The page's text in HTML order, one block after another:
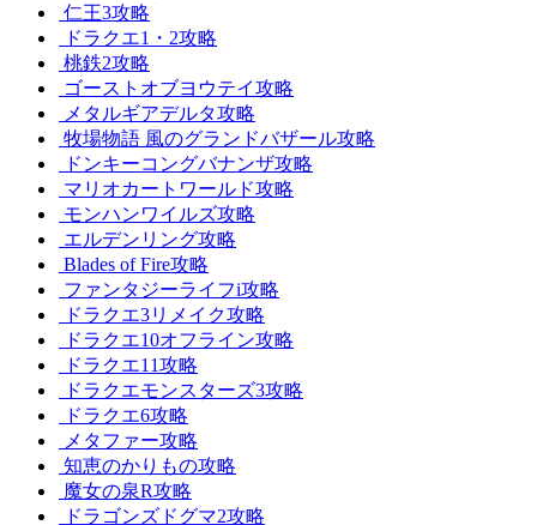
仁王3攻略
ドラクエ1・2攻略
桃鉄2攻略
ゴーストオブヨウテイ攻略
メタルギアデルタ攻略
牧場物語 風のグランドバザール攻略
ドンキーコングバナンザ攻略
マリオカートワールド攻略
モンハンワイルズ攻略
エルデンリング攻略
Blades of Fire攻略
ファンタジーライフi攻略
ドラクエ3リメイク攻略
ドラクエ10オフライン攻略
ドラクエ11攻略
ドラクエモンスターズ3攻略
ドラクエ6攻略
メタファー攻略
知恵のかりもの攻略
魔女の泉R攻略
ドラゴンズドグマ2攻略